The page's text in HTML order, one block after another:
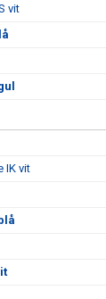
vit
IK vit